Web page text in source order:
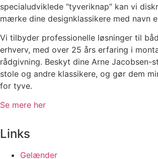
specialudviklede “tyveriknap” kan vi
mærke dine designklassikere med navn
Vi tilbyder professionelle løsninger til
erhverv, med over 25 års erfaring i
rådgivning. Beskyt dine Arne Jacobsen-
stole og andre klassikere, og gør dem
for tyve.
Se mere her
Links
Gelænder